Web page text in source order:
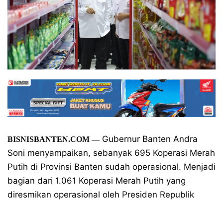
BISNISBANTEN.COM—Gubernur Banten Andra
Soni menyampaikan, sebanyak 695 Koperasi Merah
Putih di Provinsi Banten sudah operasional. Menjadi
bagian dari 1.061 Koperasi Merah Putih yang
diresmikan operasional oleh Presiden Republik